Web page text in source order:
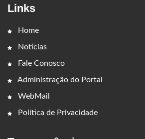
Links
Home
Notícias
Fale Conosco
Administração do Portal
WebMail
Política de Privacidade